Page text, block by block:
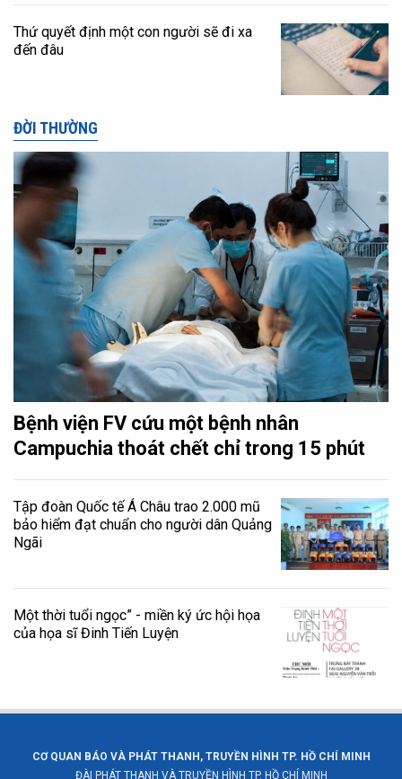
Thứ quyết định một con người sẽ đi xa
đến đâu
ĐỜI THƯỜNG
Bệnh viện FV cứu một bệnh nhân
Campuchia thoát chết chỉ trong 15 phút
Tập đoàn Quốc tế Á Châu trao 2.000 mũ
bảo hiểm đạt chuẩn cho người dân Quảng
Ngãi
Một thời tuổi ngọc” - miền ký ức hội họa
của họa sĩ Đinh Tiến Luyện
CƠ QUAN BÁO VÀ PHÁT THANH, TRUYỀN HÌNH TP. HỒ CHÍ MINH
ĐÀI PHÁT THANH VÀ TRUYỀN HÌNH TP. HỒ CHÍ MINH